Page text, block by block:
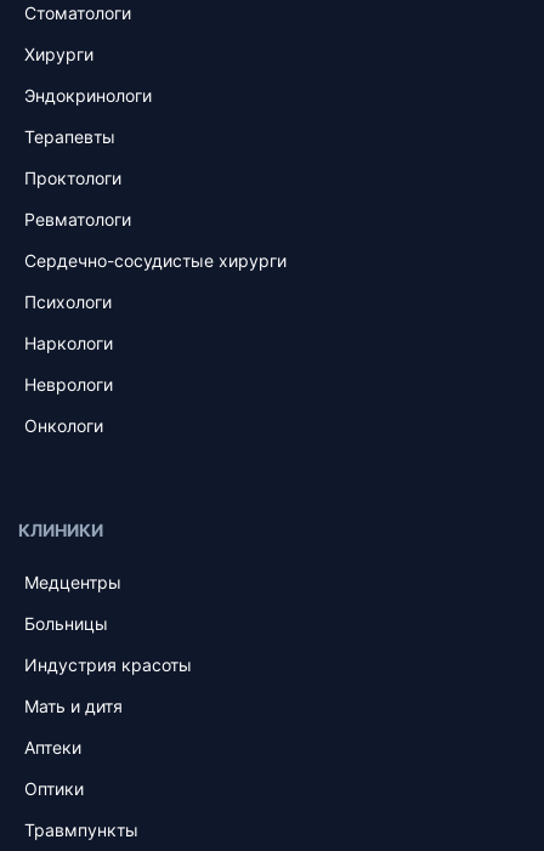
Стоматологи
Хирурги
Эндокринологи
Терапевты
Проктологи
Ревматологи
Сердечно-сосудистые хирурги
Психологи
Наркологи
Неврологи
Онкологи
КЛИНИКИ
Медцентры
Больницы
Индустрия красоты
Мать и дитя
Аптеки
Оптики
Травмпункты